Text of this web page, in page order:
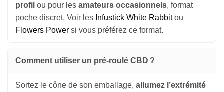
profil ou pour les amateurs occasionnels, format
poche discret. Voir les Infustick White Rabbitou
Flowers Power si vous préférez ce format.
Comment utiliser un pré-roulé CBD ?
Sortez le cône de son emballage, allumez l’extrémité